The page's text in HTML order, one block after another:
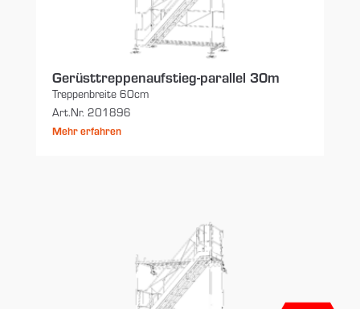
Gerüsttreppenaufstieg-parallel 30m
Treppenbreite 60cm
Art.Nr. 201896
Mehr erfahren